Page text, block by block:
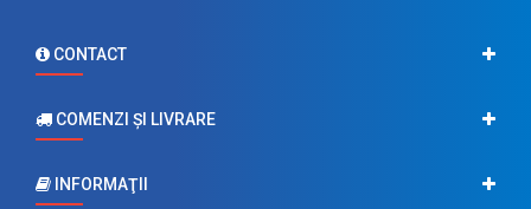
CONTACT
COMENZI ŞI LIVRARE
INFORMAŢII